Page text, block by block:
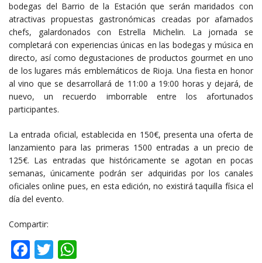
bodegas del Barrio de la Estación que serán maridados con
atractivas propuestas gastronómicas creadas por afamados
chefs, galardonados con Estrella Michelin. La jornada se
completará con experiencias únicas en las bodegas y música en
directo, así como degustaciones de productos gourmet en uno
de los lugares más emblemáticos de Rioja. Una fiesta en honor
al vino que se desarrollará de 11:00 a 19:00 horas y dejará, de
nuevo, un recuerdo imborrable entre los afortunados
participantes.
La entrada oficial, establecida en 150€, presenta una oferta de
lanzamiento para las primeras 1500 entradas a un precio de
125€. Las entradas que históricamente se agotan en pocas
semanas, únicamente podrán ser adquiridas por los canales
oficiales online pues, en esta edición, no existirá taquilla física el
día del evento.
Compartir:
Facebook
Twitter